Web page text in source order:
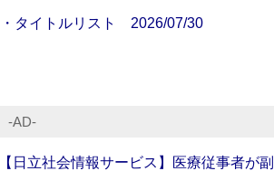
タイトルリスト 2026/07/30
‐AD‐
【日立社会情報サービス】医療従事者が